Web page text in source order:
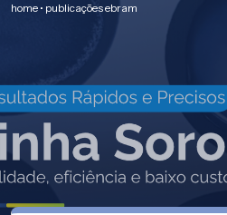
home • publicações ebram